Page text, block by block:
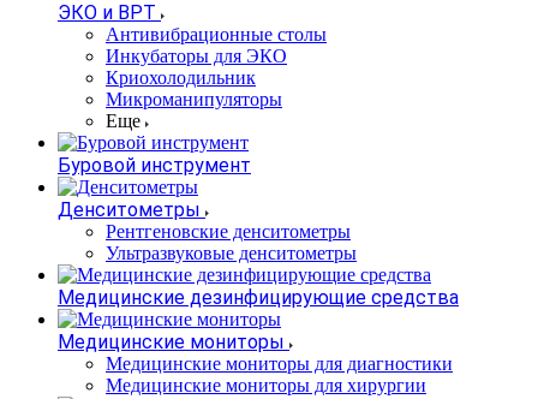
ЭКО и ВРТ
Антивибрационные столы
Инкубаторы для ЭКО
Криохолодильник
Микроманипуляторы
Еще
Буровой инструмент
Денситометры
Рентгеновские денситометры
Ультразвуковые денситометры
Медицинские дезинфицирующие средства
Медицинские мониторы
Медицинские мониторы для диагностики
Медицинские мониторы для хирургии